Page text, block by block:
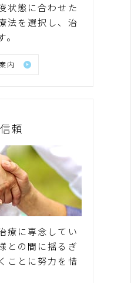
状態に合わせた
法を選択し、治
内
頼
療に専念してい
との間に揺るぎ
ことに努力を惜